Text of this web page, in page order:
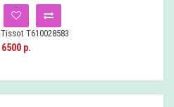
T610028583
6500 р.